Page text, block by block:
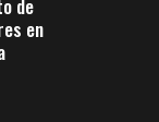
de
en